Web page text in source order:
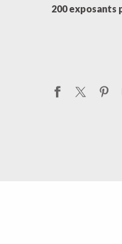
200 exposants